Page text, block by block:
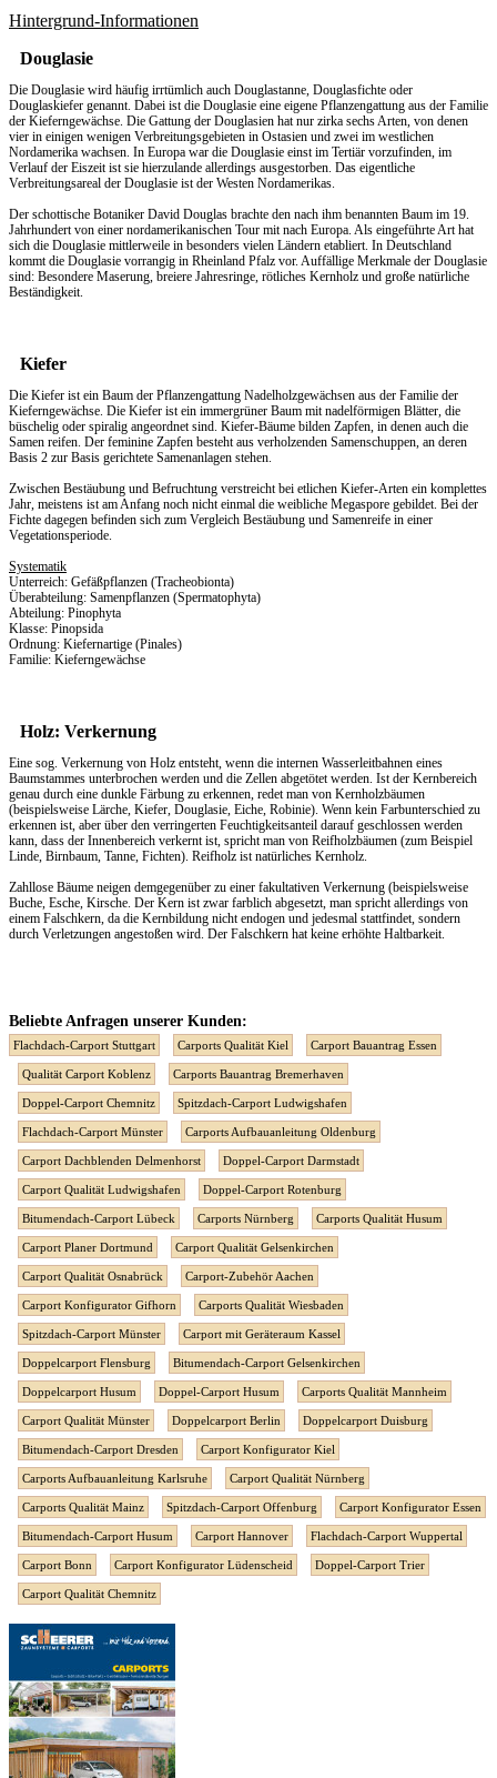
Hintergrund-Informationen
Douglasie
Die Douglasie wird häufig irrtümlich auch Douglastanne, Douglasfichte oder
Douglaskiefer genannt. Dabei ist die Douglasie eine eigene Pflanzengattung aus der Familie
der Kieferngewächse. Die Gattung der Douglasien hat nur zirka sechs Arten, von denen
vier in einigen wenigen Verbreitungsgebieten in Ostasien und zwei im westlichen
Nordamerika wachsen. In Europa war die Douglasie einst im Tertiär vorzufinden, im
Verlauf der Eiszeit ist sie hierzulande allerdings ausgestorben. Das eigentliche
Verbreitungsareal der Douglasie ist der Westen Nordamerikas.
Der schottische Botaniker David Douglas brachte den nach ihm benannten Baum im 19.
Jahrhundert von einer nordamerikanischen Tour mit nach Europa. Als eingeführte Art hat
sich die Douglasie mittlerweile in besonders vielen Ländern etabliert. In Deutschland
kommt die Douglasie vorrangig in Rheinland Pfalz vor. Auffällige Merkmale der Douglasie
sind: Besondere Maserung, breiere Jahresringe, rötliches Kernholz und große natürliche
Beständigkeit.
Kiefer
Die Kiefer ist ein Baum der Pflanzengattung Nadelholzgewächsen aus der Familie der
Kieferngewächse. Die Kiefer ist ein immergrüner Baum mit nadelförmigen Blätter, die
büschelig oder spiralig angeordnet sind. Kiefer-Bäume bilden Zapfen, in denen auch die
Samen reifen. Der feminine Zapfen besteht aus verholzenden Samenschuppen, an deren
Basis 2 zur Basis gerichtete Samenanlagen stehen.
Zwischen Bestäubung und Befruchtung verstreicht bei etlichen Kiefer-Arten ein komplettes
Jahr, meistens ist am Anfang noch nicht einmal die weibliche Megaspore gebildet. Bei der
Fichte dagegen befinden sich zum Vergleich Bestäubung und Samenreife in einer
Vegetationsperiode.
Systematik
Unterreich: Gefäßpflanzen (Tracheobionta)
Überabteilung: Samenpflanzen (Spermatophyta)
Abteilung: Pinophyta
Klasse: Pinopsida
Ordnung: Kiefernartige (Pinales)
Familie: Kieferngewächse
Holz: Verkernung
Eine sog. Verkernung von Holz entsteht, wenn die internen Wasserleitbahnen eines
Baumstammes unterbrochen werden und die Zellen abgetötet werden. Ist der Kernbereich
genau durch eine dunkle Färbung zu erkennen, redet man von Kernholzbäumen
(beispielsweise Lärche, Kiefer, Douglasie, Eiche, Robinie). Wenn kein Farbunterschied zu
erkennen ist, aber über den verringerten Feuchtigkeitsanteil darauf geschlossen werden
kann, dass der Innenbereich verkernt ist, spricht man von Reifholzbäumen (zum Beispiel
Linde, Birnbaum, Tanne, Fichten). Reifholz ist natürliches Kernholz.
Zahllose Bäume neigen demgegenüber zu einer fakultativen Verkernung (beispielsweise
Buche, Esche, Kirsche. Der Kern ist zwar farblich abgesetzt, man spricht allerdings von
einem Falschkern, da die Kernbildung nicht endogen und jedesmal stattfindet, sondern
durch Verletzungen angestoßen wird. Der Falschkern hat keine erhöhte Haltbarkeit.
Beliebte Anfragen unserer Kunden:
Flachdach-Carport Stuttgart Carports Qualität Kiel Carport Bauantrag Essen
Qualität Carport Koblenz Carports Bauantrag Bremerhaven
Doppel-Carport Chemnitz Spitzdach-Carport Ludwigshafen
Flachdach-Carport Münster Carports Aufbauanleitung Oldenburg
Carport Dachblenden Delmenhorst Doppel-Carport Darmstadt
Carport Qualität Ludwigshafen Doppel-Carport Rotenburg
Bitumendach-Carport Lübeck Carports Nürnberg Carports Qualität Husum
Carport Planer Dortmund Carport Qualität Gelsenkirchen
Carport Qualität Osnabrück Carport-Zubehör Aachen
Carport Konfigurator Gifhorn Carports Qualität Wiesbaden
Spitzdach-Carport Münster Carport mit Geräteraum Kassel
Doppelcarport Flensburg Bitumendach-Carport Gelsenkirchen
Doppelcarport Husum Doppel-Carport Husum Carports Qualität Mannheim
Carport Qualität Münster Doppelcarport Berlin Doppelcarport Duisburg
Bitumendach-Carport Dresden Carport Konfigurator Kiel
Carports Aufbauanleitung Karlsruhe Carport Qualität Nürnberg
Carports Qualität Mainz Spitzdach-Carport Offenburg Carport Konfigurator Essen
Bitumendach-Carport Husum Carport Hannover Flachdach-Carport Wuppertal
Carport Bonn Carport Konfigurator Lüdenscheid Doppel-Carport Trier
Carport Qualität Chemnitz